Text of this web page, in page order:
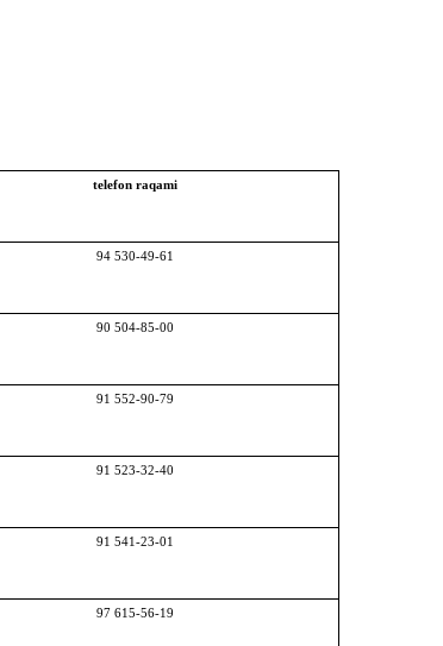
telefon raqami
94 530-49-61
90 504-85-00
91 552-90-79
91 523-32-40
91 541-23-01
97 615-56-19